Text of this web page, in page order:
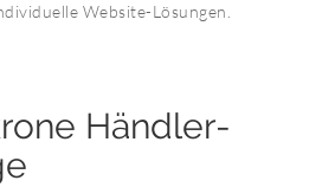
Website-Lösungen.
Händler-